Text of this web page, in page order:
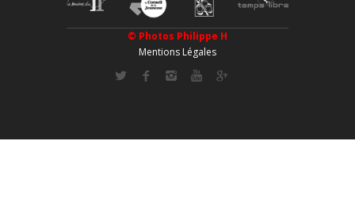
© Photos Philippe H
Mentions Légales